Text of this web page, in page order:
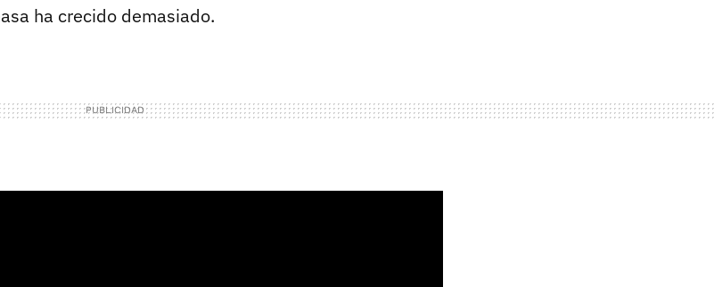
ha crecido demasiado.